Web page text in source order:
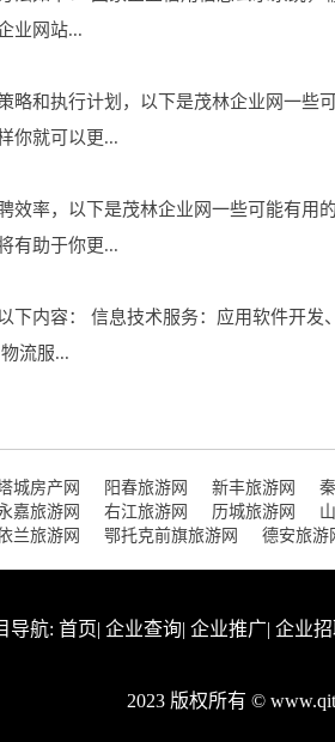
业网站...
略和执行计划，以下是茂林企业网一
你就可以更...
效率，以下是茂林企业网一些可能有用
有助于你更...
下内容： 信息技术服务：应用软件开
流服...
城房产网 阳春旅游网 新丰旅游网
嘉旅游网 右江旅游网 历城旅游网
兰旅游网 鄂托克前旗旅游网 德安旅游
导航: 首页| 企业查询| 企业推广| 企业
2023 版权所有 ©